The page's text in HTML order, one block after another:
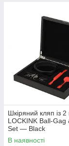
Шкіряний кляп із
LOCKINK Ball-Gag
Set — Black
В наявності